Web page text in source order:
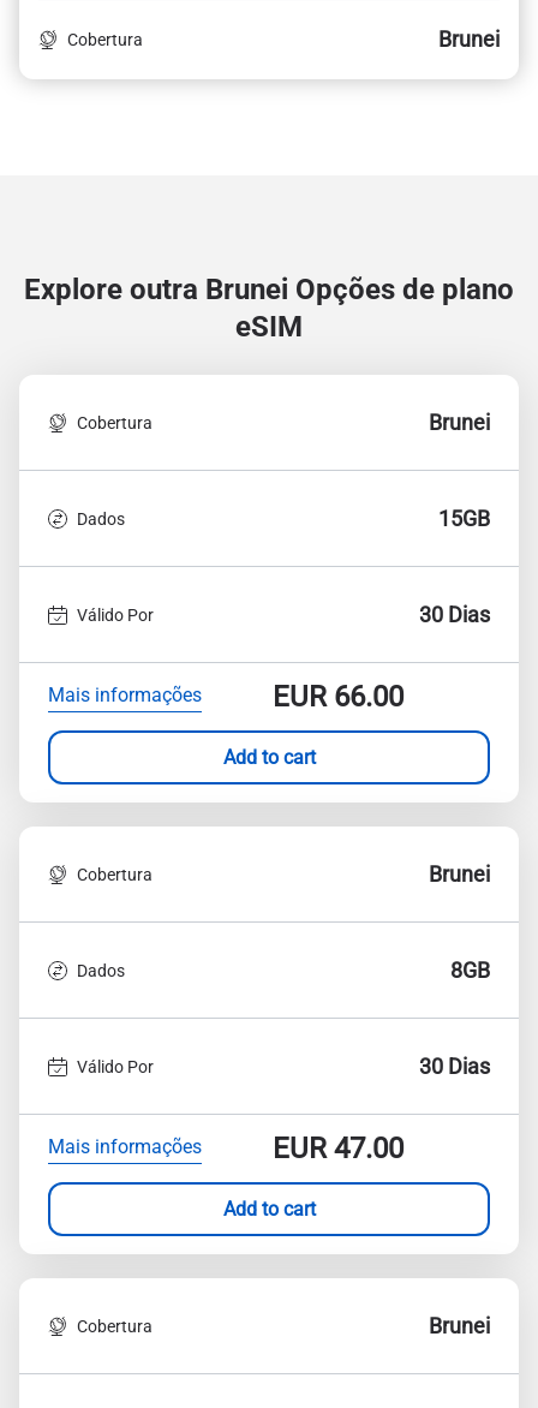
Cobertura Brunei
Explore outra Brunei Opções de plano
eSIM
Cobertura Brunei
Dados 15GB
Válido Por 30 Dias
Mais informações EUR66.00
Add to cart
Cobertura Brunei
Dados 8GB
Válido Por 30 Dias
Mais informações EUR47.00
Add to cart
Cobertura Brunei